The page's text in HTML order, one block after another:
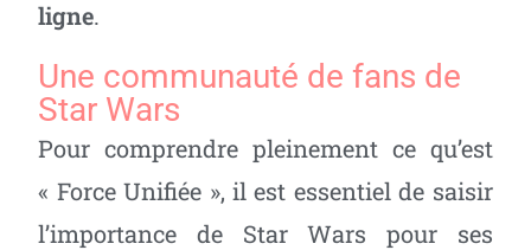
ligne.
Une communauté de fans de
Star Wars
Pour comprendre pleinement ce qu’est
« Force Unifiée », il est essentiel de saisir
l’importance de Star Wars pour ses